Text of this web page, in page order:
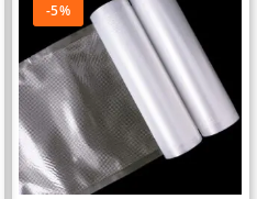
-5%